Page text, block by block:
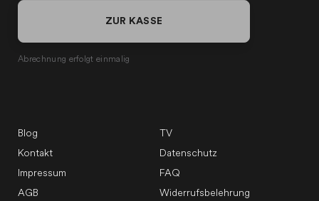
ZUR KASSE
Abrechnung erfolgt einmalig
Blog
TV
Kontakt
Datenschutz
Impressum
FAQ
AGB
Widerrufsbelehrung